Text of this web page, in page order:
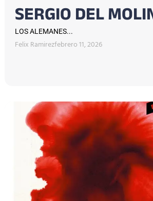
SERGIO DEL
LOS ALEMANES...
Felix Ramirezfebrero 11, 2026